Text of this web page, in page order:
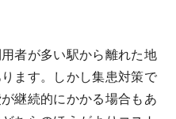
者が多い駅から離れた地
ます。しかし集患対策で
継続的にかかる場合もあ